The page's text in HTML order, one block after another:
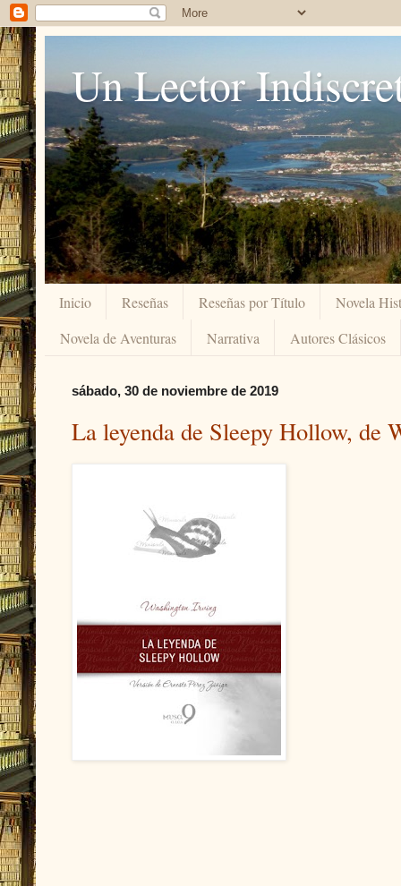
Un Lector
Inicio Reseñas Reseñas por Título
Novela
Novela de Aventuras
Narrativa Autores Clásicos
sábado, 30 de noviembre de 2019
La leyenda de Sleepy Hollow, de